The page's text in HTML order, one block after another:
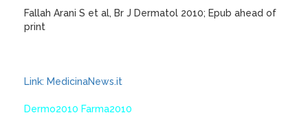
Fallah Arani S et al, Br J Dermatol 2010; Epub ahead of
print
Link: MedicinaNews.it
Dermo2010 Farma2010